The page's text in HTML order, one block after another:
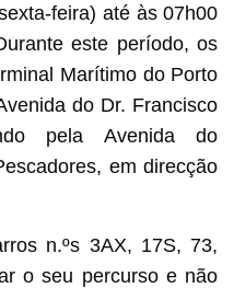
feira) até às 07h00
este período, os
Marítimo do Porto
do Dr. Francisco
pela Avenida do
em direcção
n.ºs 3AX, 17S, 73,
o seu percurso e não